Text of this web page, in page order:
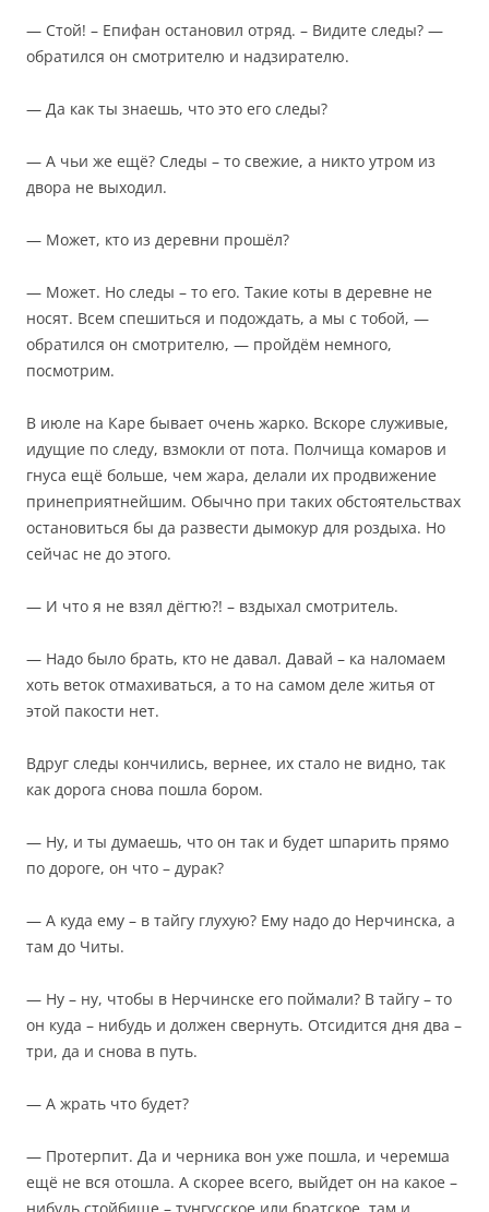
— Стой! – Епифан остановил отряд. – Видите следы? —
обратился он смотрителю и надзирателю.
— Да как ты знаешь, что это его следы?
— А чьи же ещё? Следы – то свежие, а никто утром из
двора не выходил.
— Может, кто из деревни прошёл?
— Может. Но следы – то его. Такие коты в деревне не
носят. Всем спешиться и подождать, а мы с тобой, —
обратился он смотрителю, — пройдём немного,
посмотрим.
В июле на Каре бывает очень жарко. Вскоре служивые,
идущие по следу, взмокли от пота. Полчища комаров и
гнуса ещё больше, чем жара, делали их продвижение
принеприятнейшим. Обычно при таких обстоятельствах
остановиться бы да развести дымокур для роздыха. Но
сейчас не до этого.
— И что я не взял дёгтю?! – вздыхал смотритель.
— Надо было брать, кто не давал. Давай – ка наломаем
хоть веток отмахиваться, а то на самом деле житья от
этой пакости нет.
Вдруг следы кончились, вернее, их стало не видно, так
как дорога снова пошла бором.
— Ну, и ты думаешь, что он так и будет шпарить прямо
по дороге, он что – дурак?
— А куда ему – в тайгу глухую? Ему надо до Нерчинска, а
там до Читы.
— Ну – ну, чтобы в Нерчинске его поймали? В тайгу – то
он куда – нибудь и должен свернуть. Отсидится дня два –
три, да и снова в путь.
— А жрать что будет?
— Протерпит. Да и черника вон уже пошла, и черемша
ещё не вся отошла. А скорее всего, выйдет он на какое –